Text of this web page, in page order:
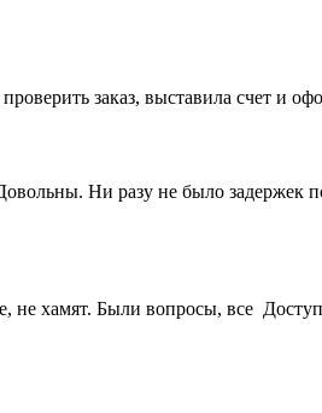
заказ, выставила счет и
Ни разу не было
хамят. Были вопросы, все